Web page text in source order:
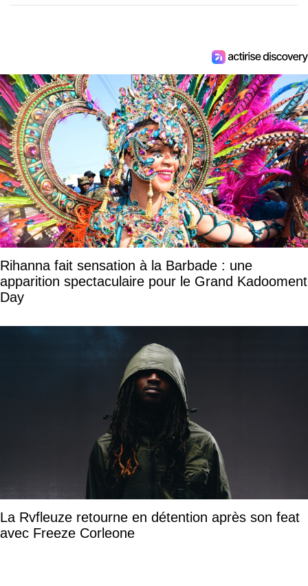
Rihanna fait sensation à la Barbade : une
apparition spectaculaire pour le Grand Kadooment
Day
La Rvfleuze retourne en détention après son feat
avec Freeze Corleone